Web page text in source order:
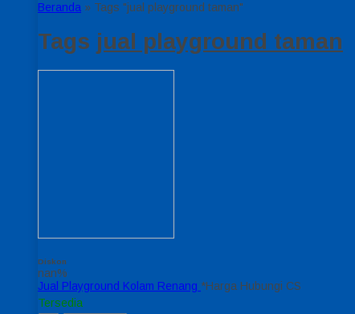
Beranda » Tags "jual playground taman"
Tags jual playground taman
Diskon
nan%
Jual Playground Kolam Renang *Harga Hubungi CS
Tersedia